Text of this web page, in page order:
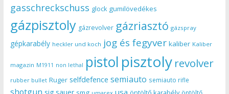
gasschreckschuss glock gumilövedékes
gázpisztoly gázrevolver gázriasztó gázspray
gépkarabély heckler und koch jog és fegyver kaliber Kaliber
magazin M1911 non lethal pistol pisztoly revolver
rubber bullet Ruger selfdefence semiauto semiauto rifle